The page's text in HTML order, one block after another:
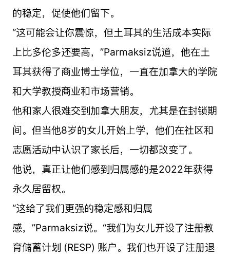
的稳定，促使他们留下。
“这可能会让你震惊，但土耳其的生活成本实际
上比多伦多还要高，”Parmaksiz说道，他在土
耳其获得了商业博士学位，一直在加拿大的学院
和大学教授商业和市场营销。
他和家人很难交到加拿大朋友，尤其是在封锁期
间。但当他8岁的女儿开始上学，他们在社区和
志愿活动中认识了家长后，一切都改变了。
他说，真正让他们感到归属感的是2022年获得
永久居留权。
“这给了我们更强的稳定感和归属
感，”Parmaksiz说。“我们为女儿开设了注册教
育储蓄计划 (RESP) 账户。我们也开设了注册退